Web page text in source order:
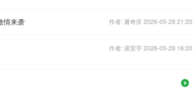
情来袭 作者: 屠奇庆 2026-05-28 21:20
作者: 湛堂宇 2026-05-28 16:20